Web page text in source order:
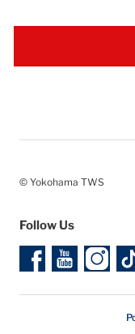
© Yokohama TWS
Follow Us